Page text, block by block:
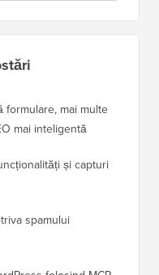
formulare, mai multe
mai inteligentă
și capturi
spamului